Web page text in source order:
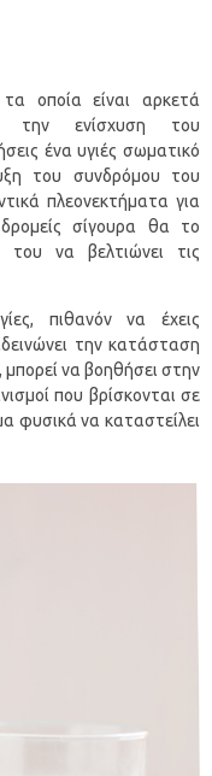
οποία είναι αρκετά
την ενίσχυση του
ένα υγιές σωματικό
του συνδρόμου του
πλεονεκτήματα για
σίγουρα θα το
του να βελτιώνει τις
πιθανόν να έχεις
την κατάσταση
να βοηθήσει στην
που βρίσκονται σε
φυσικά να καταστείλει